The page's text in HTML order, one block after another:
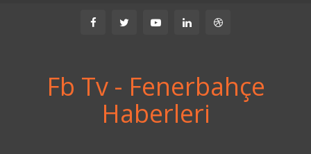
Fb Tv - Fenerbahçe
Haberleri